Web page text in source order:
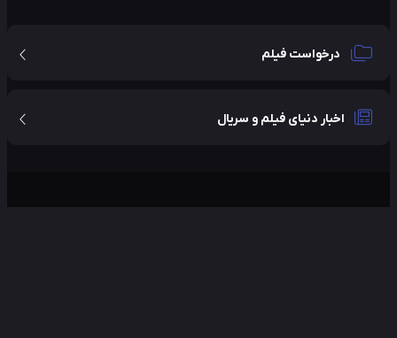
درخواست فیلم
اخبار دنیای فیلم و سریال